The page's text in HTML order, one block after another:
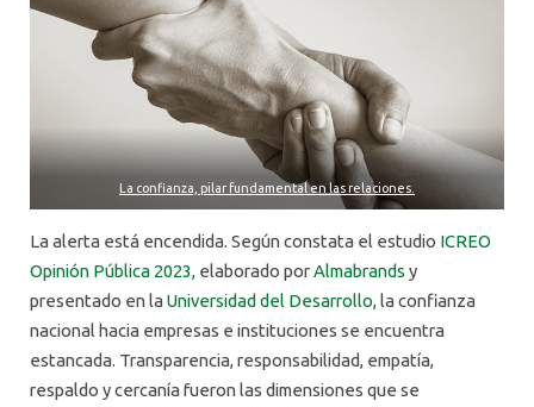
La confianza, pilar fundamental en las relaciones.
La alerta está encendida. Según constata el estudio ICREO
Opinión Pública 2023, elaborado porAlmabrands y
presentado en la Universidad del Desarrollo, la confianza
nacional hacia empresas e instituciones se encuentra
estancada. Transparencia, responsabilidad, empatía,
respaldo y cercanía fueron las dimensiones que se